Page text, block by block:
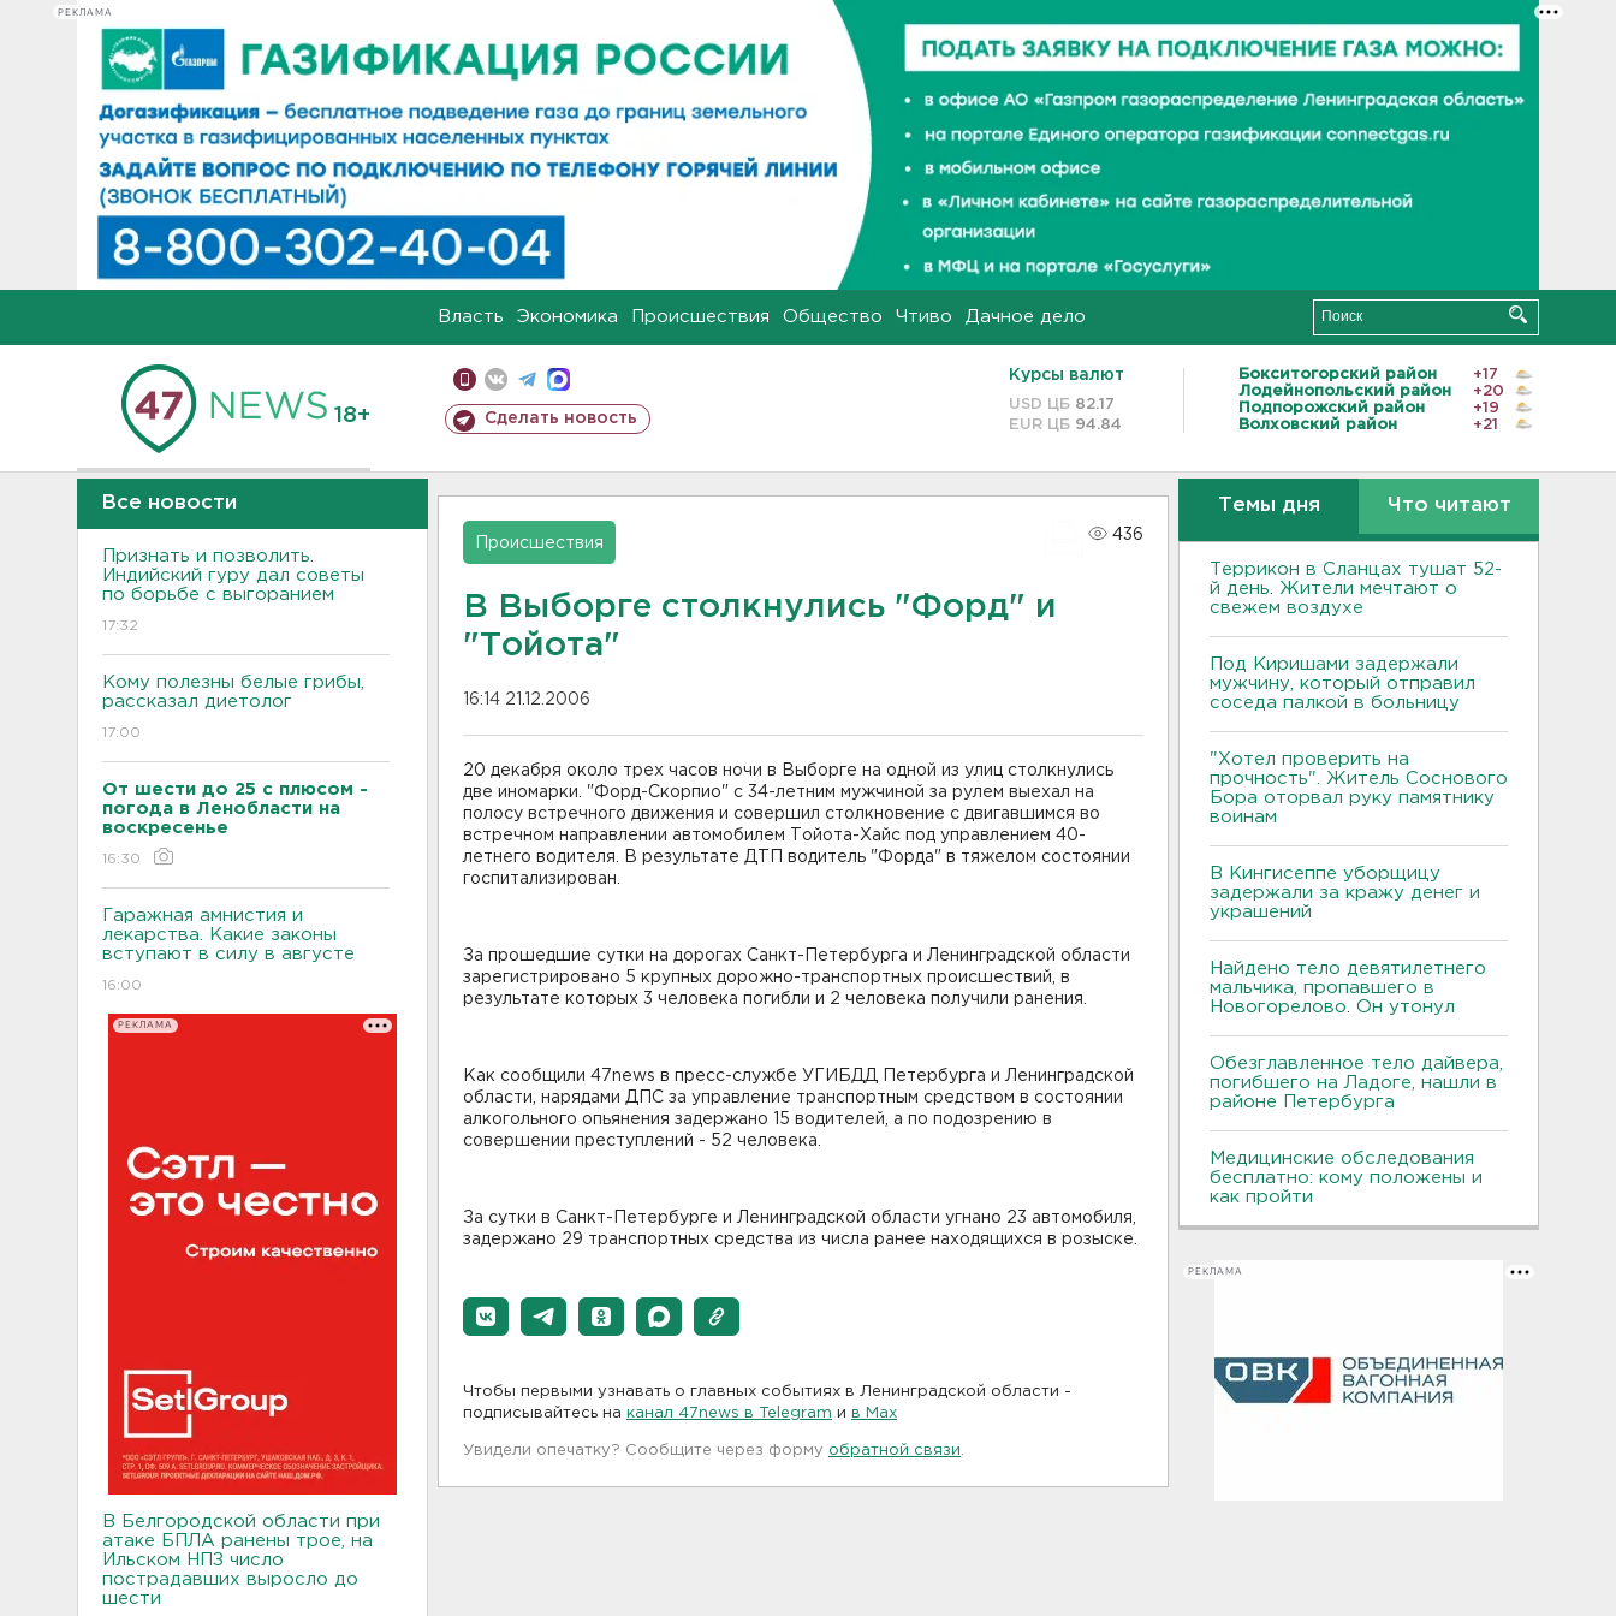
РЕКЛАМА
Власть Экономика Происшествия Общество Чтиво Дачное дело
18+ Сделать новость
Курсы валют
USD ЦБ 82.17
EUR ЦБ 94.84
Бокситогорский район
+17
Лодейнопольский район
+20
Подпорожский район
+19
Волховский район
+21
Все новости
Признать и позволить.
Индийский гуру дал советы
по борьбе с выгоранием
17:32
Кому полезны белые грибы,
рассказал диетолог
17:00
От шести до 25 с плюсом -
погода в Ленобласти на
воскресенье
16:30
Гаражная амнистия и
лекарства. Какие законы
вступают в силу в августе
16:00
РЕКЛАМА
В Белгородской области при
атаке БПЛА ранены трое, на
Ильском НПЗ число
пострадавших выросло до
шести
Происшествия
436
В Выборге столкнулись "Форд" и
"Тойота"
16:14 21.12.2006
20 декабря около трех часов ночи в Выборге на одной из улиц столкнулись
две иномарки. "Форд-Скорпио" с 34-летним мужчиной за рулем выехал на
полосу встречного движения и совершил столкновение с двигавшимся во
встречном направлении автомобилем Тойота-Хайс под управлением 40-
летнего водителя. В результате ДТП водитель "Форда" в тяжелом состоянии
госпитализирован.
За прошедшие сутки на дорогах Санкт-Петербурга и Ленинградской области
зарегистрировано 5 крупных дорожно-транспортных происшествий, в
результате которых 3 человека погибли и 2 человека получили ранения.
Как сообщили 47news в пресс-службе УГИБДД Петербурга и Ленинградской
области, нарядами ДПС за управление транспортным средством в состоянии
алкогольного опьянения задержано 15 водителей, а по подозрению в
совершении преступлений - 52 человека.
За сутки в Санкт-Петербурге и Ленинградской области угнано 23 автомобиля,
задержано 29 транспортных средства из числа ранее находящихся в розыске.
Чтобы первыми узнавать о главных событиях в Ленинградской области -
подписывайтесь на канал 47news в Telegram и в Maх
Увидели опечатку? Сообщите через форму обратной связи
Темы дня Что читают
Террикон в Сланцах тушат 52-
й день. Жители мечтают о
свежем воздухе
Под Киришами задержали
мужчину, который отправил
соседа палкой в больницу
"Хотел проверить на
прочность". Житель Соснового
Бора оторвал руку памятнику
воинам
В Кингисеппе уборщицу
задержали за кражу денег и
украшений
Найдено тело девятилетнего
мальчика, пропавшего в
Новогорелово. Он утонул
Обезглавленное тело дайвера,
погибшего на Ладоге, нашли в
районе Петербурга
Медицинские обследования
бесплатно: кому положены и
как пройти
РЕКЛАМА